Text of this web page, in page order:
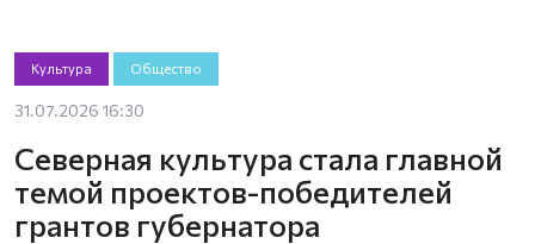
Культура Общество
31.07.2026 16:30
Северная культура стала главной
темой проектов-победителей
грантов губернатора